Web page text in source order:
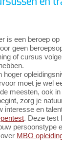
is een beroep
geen
of cursus
hoger
moet je wel
meesten, ook
zorg je
interesse en
. Deze test
persoonstype
MBO